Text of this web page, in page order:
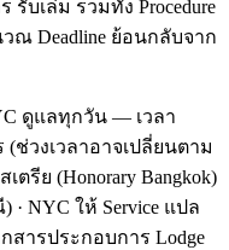
รับเล่ม รวมทั้ง Procedure
ณ Deadline ย้อนกลับจาก
ดูแลทุกวัน — เวลา
ช่วงเวลาอาจเปลี่ยนตาม
เตรีย (Honorary Bangkok)
NYC ให้ Service แปล
สารประกอบการ Lodge